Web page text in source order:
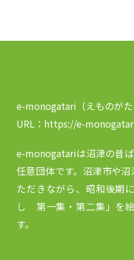
e-monogatari（えものがた
URL：https://e-
e-monogatariは沼津の昔
任意団体です。沼津市や
ただきながら、昭和後期
し 第一集・第二集」を
す。